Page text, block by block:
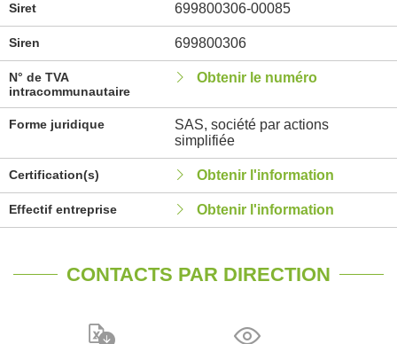
Siret 699800306-00085
Siren 699800306
N° de TVA
intracommunautaire
Obtenir le numéro
Forme juridique
SAS, société par actions
simplifiée
Certification(s) Obtenir l'information
Effectif entreprise Obtenir l'information
CONTACTS PAR DIRECTION